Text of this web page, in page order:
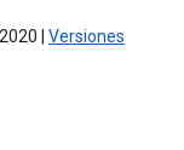
| Versiones